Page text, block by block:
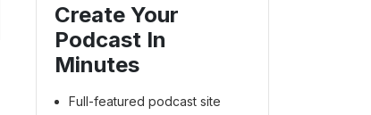
Create Your
Podcast In
Minutes
Full-featured podcast site